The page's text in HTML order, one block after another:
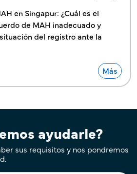
en Singapur: ¿Cuál es el
de MAH inadecuado y
del registro ante la
Más
ayudarle?
sus requisitos y nos pondremos